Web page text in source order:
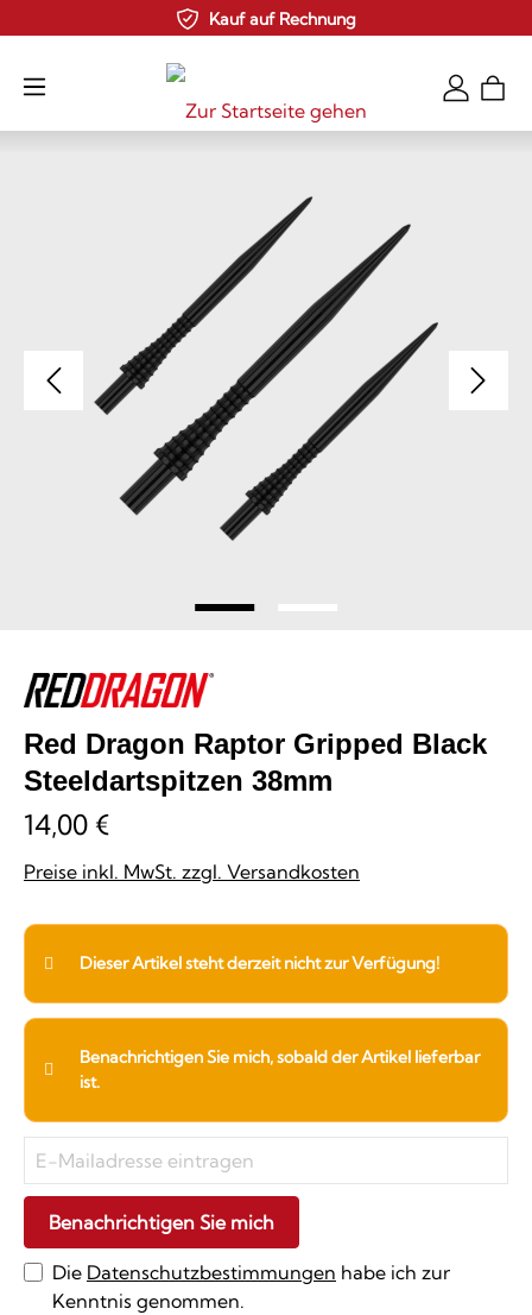
Zum Hauptinhalt springenKauf auf Rechnung
Red Dragon Raptor Gripped Black
Steeldartspitzen 38mm
14,00 €
Preise inkl. MwSt. zzgl. Versandkosten
Dieser Artikel steht derzeit nicht zur Verfügung!
Benachrichtigen Sie mich, sobald der Artikel lieferbar
ist.
Benachrichtigen Sie mich
Die Datenschutzbestimmungen habe ich zur
Kenntnis genommen.